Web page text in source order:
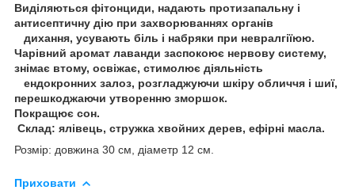
Виділяються фітонциди, надають протизапальну і
антисептичну дію при захворюваннях органів
дихання, усувають біль і набряки при невралгіїюю.
Чарівний аромат лаванди заспокоює нервову систему,
знімає втому, освіжає, стимолює діяльність
ендокронних залоз, розгладжуючи шкіру обличчя і шиї,
перешкоджаючи утворенню зморшок.
Покращює сон.
Склад: ялівець, стружка хвойних дерев, ефірні масла.
Розмір: довжина 30 см, діаметр 12 см.
Приховати